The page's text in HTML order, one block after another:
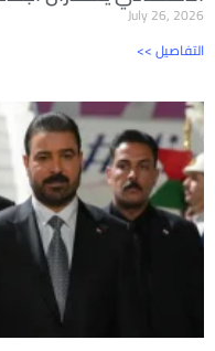
July 26, 2026
<< التفاصيل